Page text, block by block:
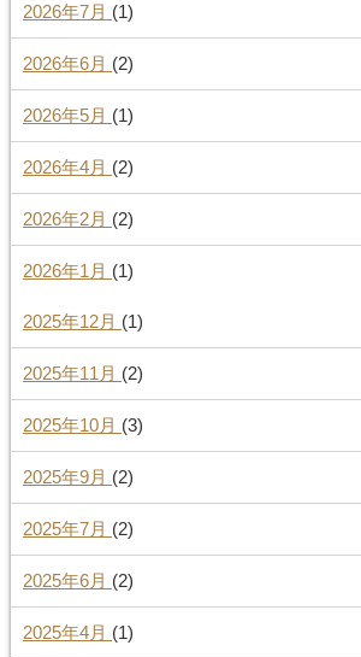
2026年7月 (1)
2026年6月 (2)
2026年5月 (1)
2026年4月 (2)
2026年2月 (2)
2026年1月 (1)
2025年12月 (1)
2025年11月 (2)
2025年10月 (3)
2025年9月 (2)
2025年7月 (2)
2025年6月 (2)
2025年4月 (1)